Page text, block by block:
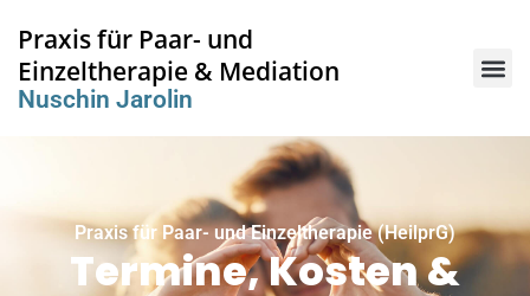
Praxis für Paar- und
Einzeltherapie & Mediation
Nuschin Jarolin
Praxis für Paar- und Einzeltherapie (HeilprG)
Termine, Kosten &